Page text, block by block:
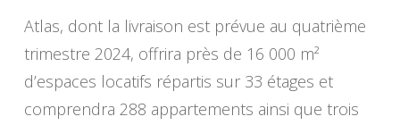
Atlas, dont la livraison est prévue au quatrième
trimestre 2024, offrira près de 16 000 m²
d’espaces locatifs répartis sur 33 étages et
comprendra 288 appartements ainsi que trois